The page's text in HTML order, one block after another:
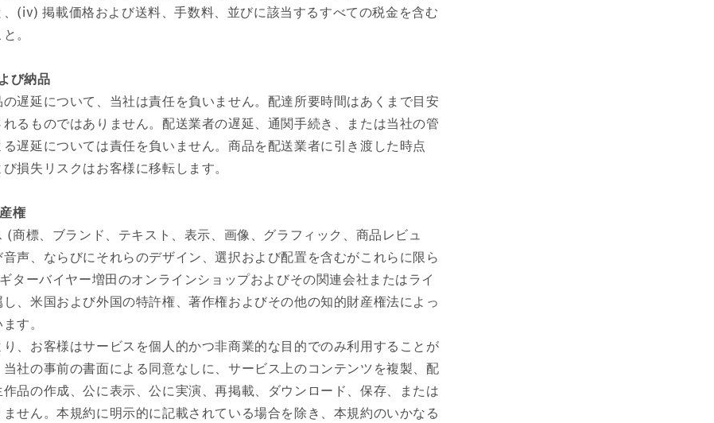
(iv) 掲載価格および送料、手数料、並びに該当するすべての税金を含む
。
び納品
遅延について、当社は責任を負いません。配達所要時間はあくまで目安
るものではありません。配送業者の遅延、通関手続き、または当社の管
遅延については責任を負いません。商品を配送業者に引き渡した時点
損失リスクはお客様に移転します。
権
(商標、ブランド、テキスト、表示、画像、グラフィック、商品レビュ
声、ならびにそれらのデザイン、選択および配置を含むがこれらに限ら
ターバイヤー増田のオンラインショップおよびその関連会社またはライ
、米国および外国の特許権、著作権およびその他の知的財産権法によっ
す。
、お客様はサービスを個人的かつ非商業的な目的でのみ利用することが
社の事前の書面による同意なしに、サービス上のコンテンツを複製、配
品の作成、公に表示、公に実演、再掲載、ダウンロード、保存、または
せん。本規約に明示的に記載されている場合を除き、本規約のいかなる